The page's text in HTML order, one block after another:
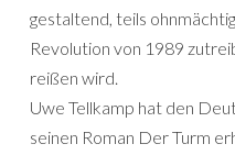
gestaltend, teils
Revolution von 1989
reißen wird.
Uwe Tellkamp hat den
seinen Roman Der Turm